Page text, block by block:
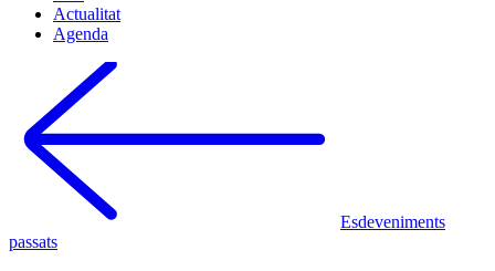
Actualitat
Agenda
Esdeveniments
passats